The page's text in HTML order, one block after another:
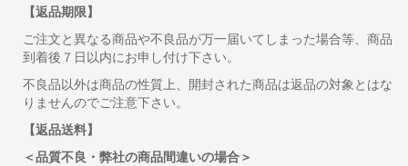
【返品期限】
ご注文と異なる商品や不良品が万一届いてしまった場合等、商品
到着後７日以内にお申し付け下さい。
不良品以外は商品の性質上、開封された商品は返品の対象とはな
りませんのでご注意下さい。
【返品送料】
＜品質不良・弊社の商品間違いの場合＞